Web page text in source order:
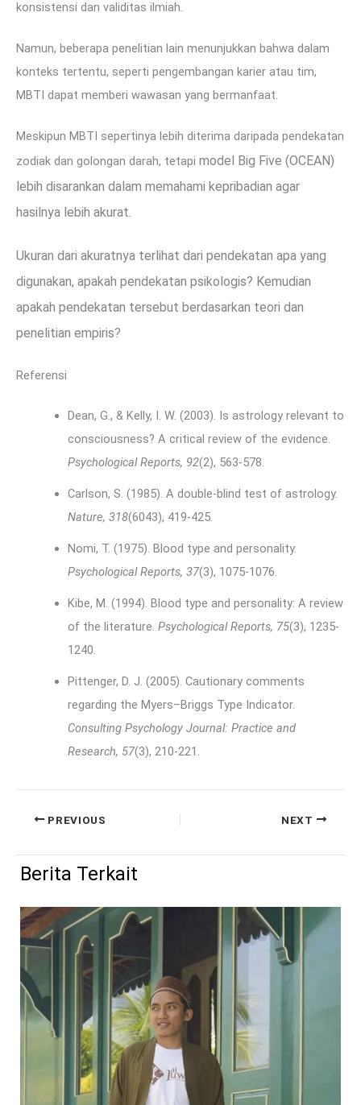
konsistensi dan validitas ilmiah.
Namun, beberapa penelitian lain menunjukkan bahwa dalam
konteks tertentu, seperti pengembangan karier atau tim,
MBTI dapat memberi wawasan yang bermanfaat.
Meskipun MBTI sepertinya lebih diterima daripada pendekatan
zodiak dan golongan darah, tetapi model Big Five (OCEAN)
lebih disarankan dalam memahami kepribadian agar
hasilnya lebih akurat.
Ukuran dari akuratnya terlihat dari pendekatan apa yang
digunakan, apakah pendekatan psikologis? Kemudian
apakah pendekatan tersebut berdasarkan teori dan
penelitian empiris?
Referensi
Dean, G., & Kelly, I. W. (2003). Is astrology relevant to
consciousness? A critical review of the evidence.
Psychological Reports, 92(2), 563-578.
Carlson, S. (1985). A double-blind test of astrology.
Nature, 318(6043), 419-425.
Nomi, T. (1975). Blood type and personality.
Psychological Reports, 37(3), 1075-1076.
Kibe, M. (1994). Blood type and personality: A review
of the literature. Psychological Reports, 75(3), 1235-
1240.
Pittenger, D. J. (2005). Cautionary comments
regarding the Myers–Briggs Type Indicator.
Consulting Psychology Journal: Practice and
Research, 57(3), 210-221.
PREVIOUS NEXT
Berita Terkait